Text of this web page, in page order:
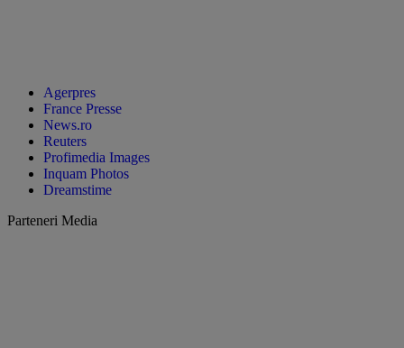
Agerpres
France Presse
News.ro
Reuters
Profimedia Images
Inquam Photos
Dreamstime
Parteneri Media